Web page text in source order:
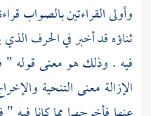
وأولى القراءتين بالصواب
ثناؤه قد أخبر في الحرف الذي
فيه . وذلك هو معنى قوله "
الإزالة معنى التنحية